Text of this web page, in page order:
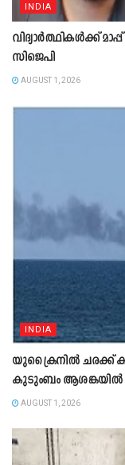
INDIA
വിദ്യാർത്ഥികൾക്ക്
സിജെപി
AUGUST 1, 2026
INDIA
യുക്രൈനിൽ ചരക്ക്
കുടുംബം ആശങ്കയിൽ
AUGUST 1, 2026